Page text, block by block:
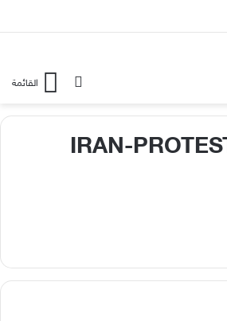
القائمةبحث عن
IRAN-